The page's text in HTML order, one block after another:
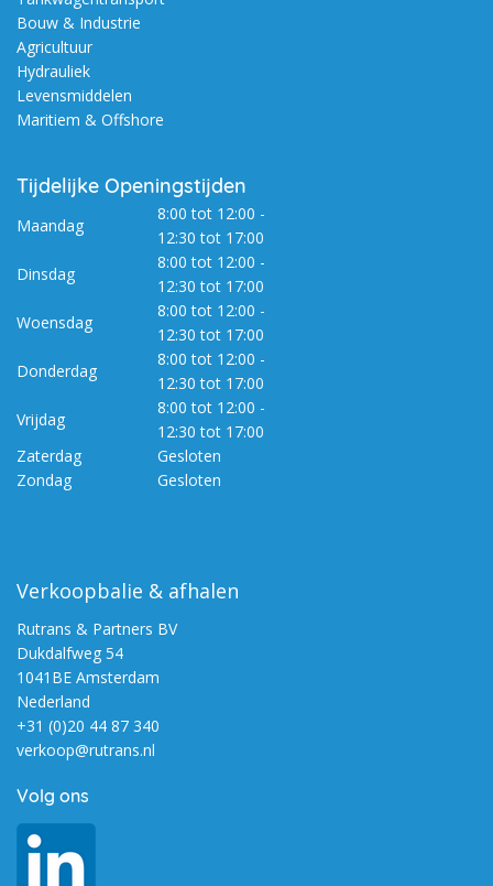
Bouw & Industrie
Agricultuur
Hydrauliek
Levensmiddelen
Maritiem & Offshore
Tijdelijke Openingstijden
Maandag
8:00 tot 12:00 -
12:30 tot 17:00
Dinsdag
8:00 tot 12:00 -
12:30 tot 17:00
Woensdag
8:00 tot 12:00 -
12:30 tot 17:00
Donderdag
8:00 tot 12:00 -
12:30 tot 17:00
Vrijdag
8:00 tot 12:00 -
12:30 tot 17:00
Zaterdag
Gesloten
Zondag
Gesloten
Verkoopbalie & afhalen
Rutrans & Partners BV
Dukdalfweg 54
1041BE Amsterdam
Nederland
+31 (0)20 44 87 340
verkoop@rutrans.nl
Volg ons